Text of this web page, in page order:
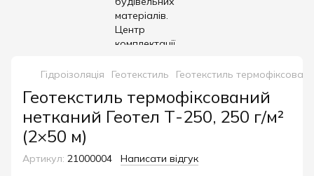
Гідроізоляція Геотекстиль Геотекстиль
Геотекстиль термофіксований
нетканий Геотел Т-250, 250 г/м²
(2×50 м)
Артикул: 21000004 Написати відгук